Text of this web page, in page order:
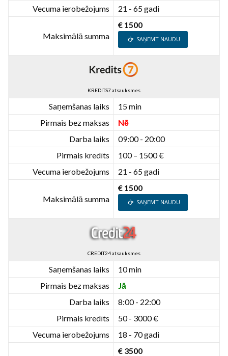
Vecuma ierobežojums
21 - 65 gadi
Maksimālā summa
€ 1500
SAŅEMT NAUDU
KREDITS7 atsauksmes
Saņemšanas laiks
15 min
Pirmais bez maksas
Nē
Darba laiks
09:00 - 20:00
Pirmais kredīts
100 – 1500 €
Vecuma ierobežojums
21 - 65 gadi
Maksimālā summa
€ 1500
SAŅEMT NAUDU
CREDIT24 atsauksmes
Saņemšanas laiks
10 min
Pirmais bez maksas
Jā
Darba laiks
8:00 - 22:00
Pirmais kredīts
50 - 3000 €
Vecuma ierobežojums
18 - 70 gadi
€ 3500